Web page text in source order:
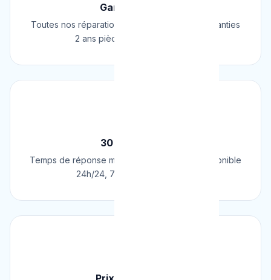
Garantie 2 Ans
Toutes nos réparations et installations sont garanties
2 ans pièces et main d'œuvre.
30 Min Chrono
Temps de réponse moyen de 30 minutes. Disponible
24h/24, 7j/7, 365 jours par an.